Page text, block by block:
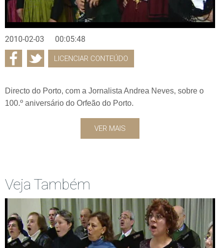
2010-02-03 00:05:48
LICENCIAR CONTEÚDO
Directo do Porto, com a Jornalista Andrea Neves, sobre o
100.º aniversário do Orfeão do Porto.
VER MAIS
Veja Também